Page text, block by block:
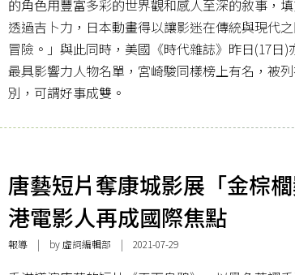
的角色用豐富多彩的世界觀和感人至深的敘事，
透過吉卜力，日本動畫得以讓影迷在傳統與現代
冒險。」與此同時，美國《時代雜誌》昨日(17日)
最具影響力人物名單，宮崎駿同樣榜上有名，被
別，可謂好事成雙。
唐藝短片奪康城影展「金棕
港電影人再成國際焦點
報導 | by 虛詞編輯部 | 2021-07-29